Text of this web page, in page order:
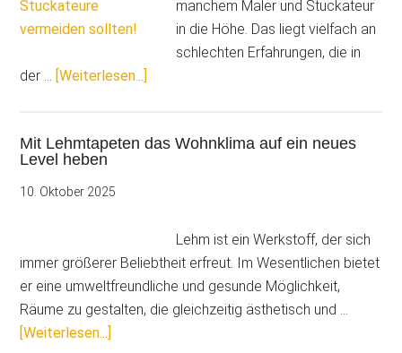
manchem Maler und Stuckateur
in die Höhe. Das liegt vielfach an
schlechten Erfahrungen, die in
der … [Weiterlesen...]
Preisgesprächen:
Maler
und
Stuckateure
vermeiden
Mit Lehmtapeten das Wohnklima auf ein neues
Level heben
10. Oktober 2025
Lehm ist ein Werkstoff, der sich
immer größerer Beliebtheit erfreut. Im Wesentlichen bietet
er eine umweltfreundliche und gesunde Möglichkeit,
Räume zu gestalten, die gleichzeitig ästhetisch und …
[Weiterlesen...]